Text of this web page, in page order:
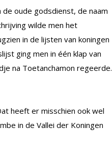
oude godsdienst, de naam
wilde men het
in de lijsten van koningen
ging men in één klap van
na Toetanchamon regeerde.
heeft er misschien ook wel
in de Vallei der Koningen